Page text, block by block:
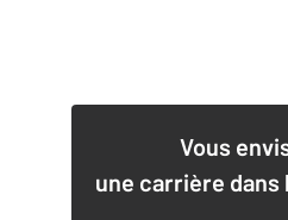
Vous
une carrière